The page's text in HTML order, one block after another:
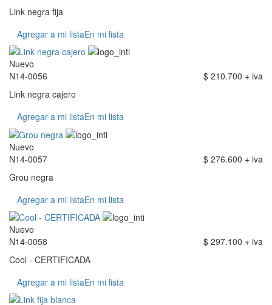
Link negra fija
Agregar a mi listaEn mi lista
Nuevo
N14-0056
$ 210.700 + iva
Link negra cajero
Agregar a mi listaEn mi lista
Nuevo
N14-0057
$ 276.600 + iva
Grou negra
Agregar a mi listaEn mi lista
Nuevo
N14-0058
$ 297.100 + iva
Cool - CERTIFICADA
Agregar a mi listaEn mi lista